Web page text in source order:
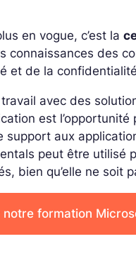
en vogue, c’est la
connaissances des
et de la
avec des
est
aux
peut être utilisé
bien qu’elle ne soit
notre formation